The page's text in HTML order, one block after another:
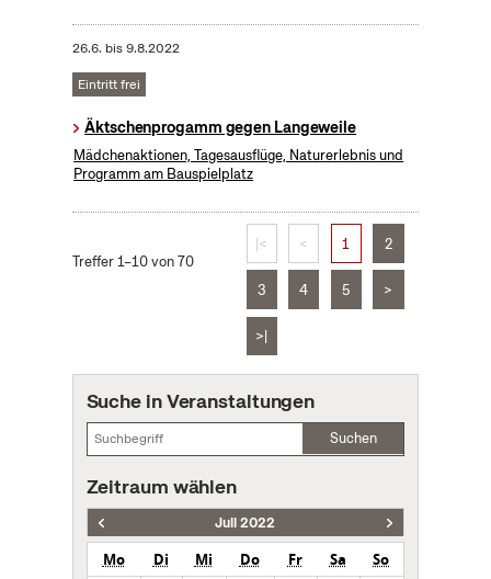
26.6. bis9.8.2022
Eintritt frei
Äktschenprogamm gegen Langeweile
Mädchenaktionen, Tagesausflüge, Naturerlebnis und
Programm am Bauspielplatz
Treffer 1–10 von 70
|< < 1 2
3 4 5 >
>|
Suche in Veranstaltungen
Suchen
Zeitraum wählen
Juli 2022
Mo Di Mi Do Fr Sa
So